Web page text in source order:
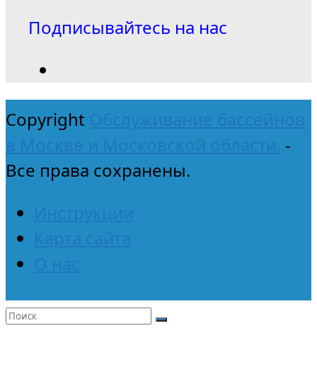
Подписывайтесь на нас
Copyright Обслуживание бассейнов
в Москве и Московской области. -
Все права сохранены.
Инструкции
Карта сайта
О нас